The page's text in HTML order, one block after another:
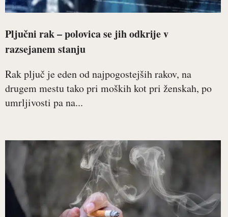
Pljučni rak – polovica se jih odkrije v
razsejanem stanju
Rak pljuč je eden od najpogostejših rakov, na
drugem mestu tako pri moških kot pri ženskah, po
umrljivosti pa na...